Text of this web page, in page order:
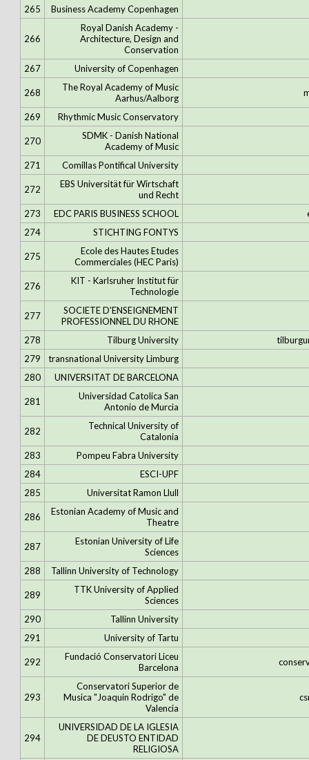
265 Business Academy Copenhagen
266
Royal Danish Academy -
Architecture, Design and
Conservation
267
University of Copenhagen
268
The Royal Academy of Music
Aarhus/Aalborg
269 Rhythmic Music Conservatory
270
SDMK - Danish National
Academy of Music
271
Comillas Pontifical University
272
EBS Universität für Wirtschaft
und Recht
273
EDC PARIS BUSINESS SCHOOL
274
STICHTING FONTYS
275
Ecole des Hautes Etudes
Commerciales (HEC Paris)
276
KIT - Karlsruher Institut für
Technologie
277
SOCIETE D'ENSEIGNEMENT
PROFESSIONNEL DU RHONE
278
Tilburg University
279
transnational University Limburg
280
UNIVERSITAT DE BARCELONA
281
Universidad Catolica San
Antonio de Murcia
282
Technical University of
Catalonia
283
Pompeu Fabra University
284
ESCI-UPF
285
Universitat Ramon Llull
286
Estonian Academy of Music and
Theatre
287
Estonian University of Life
Sciences
288
Tallinn University of Technology
289
TTK University of Applied
Sciences
290
Tallinn University
291
University of Tartu
292
Fundació Conservatori Liceu
Barcelona
293
Conservatori Superior de
Musica "Joaquin Rodrigo" de
Valencia
294
UNIVERSIDAD DE LA IGLESIA
DE DEUSTO ENTIDAD
RELIGIOSA